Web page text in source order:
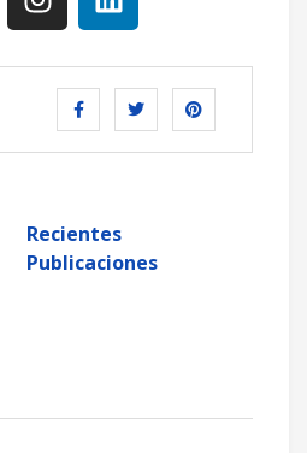
Recientes
Publicaciones